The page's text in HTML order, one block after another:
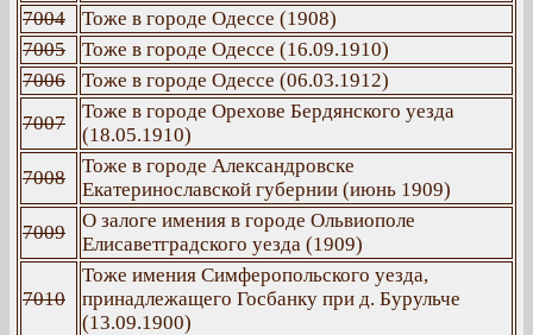
7004
Тоже в городе Одессе (1908)
7005
Тоже в городе Одессе (16.09.1910)
7006
Тоже в городе Одессе (06.03.1912)
7007
Тоже в городе Орехове Бердянского уезда
(18.05.1910)
7008
Тоже в городе Александровске
Екатеринославской губернии (июнь 1909)
7009
О залоге имения в городе Ольвиополе
Елисаветградского уезда (1909)
7010
Тоже имения Симферопольского уезда,
принадлежащего Госбанку при д. Бурульче
(13.09.1900)